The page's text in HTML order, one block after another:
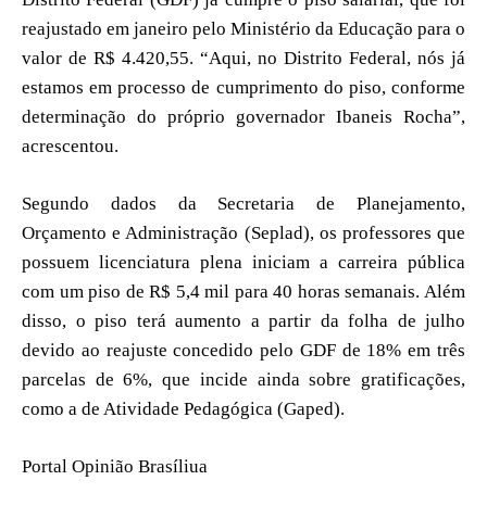
reajustado em janeiro pelo Ministério da Educação para o
valor de R$ 4.420,55. “Aqui, no Distrito Federal, nós já
estamos em processo de cumprimento do piso, conforme
determinação do próprio governador Ibaneis Rocha”,
acrescentou.
Segundo dados da Secretaria de Planejamento,
Orçamento e Administração (Seplad), os professores que
possuem licenciatura plena iniciam a carreira pública
com um piso de R$ 5,4 mil para 40 horas semanais. Além
disso, o piso terá aumento a partir da folha de julho
devido ao reajuste concedido pelo GDF de 18% em três
parcelas de 6%, que incide ainda sobre gratificações,
como a de Atividade Pedagógica (Gaped).
Portal Opinião Brasíliua